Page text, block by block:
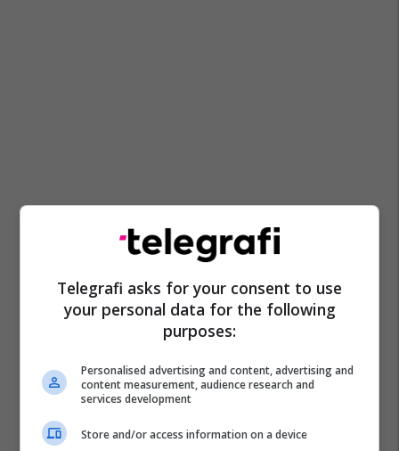
Telegrafi asks for your consent to use
your personal data for the following
purposes:
Personalised advertising and content, advertising and
content measurement, audience research and
services development
Store and/or access information on a device